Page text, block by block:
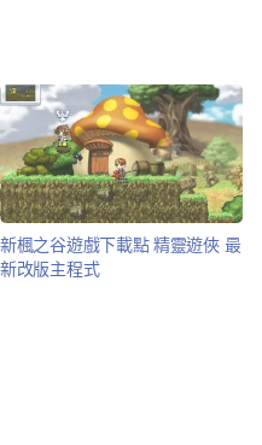
新楓之谷遊戲下載點 精靈遊俠 最
新改版主程式